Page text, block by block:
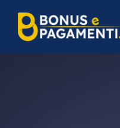
contenuto